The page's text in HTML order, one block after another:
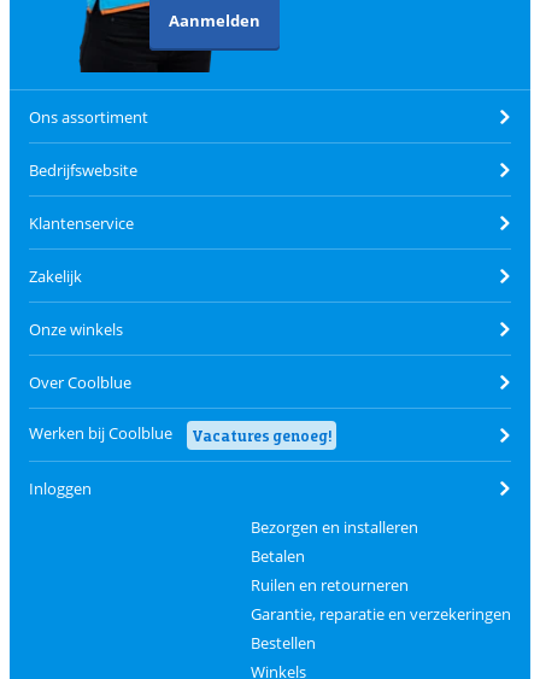
Aanmelden
Ons assortiment
Bedrijfswebsite
Klantenservice
Zakelijk
Onze winkels
Over Coolblue
Werken bij Coolblue Vacatures genoeg!
Inloggen
Bezorgen en installeren
Betalen
Ruilen en retourneren
Garantie, reparatie en verzekeringen
Bestellen
Winkels